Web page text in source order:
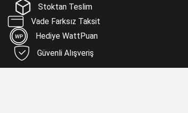
Stoktan Teslim
Vade Farksız Taksit
Hediye WattPuan
Güvenli Alışveriş